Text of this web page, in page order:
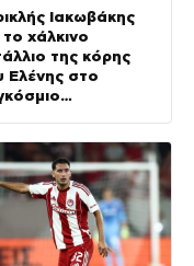
Ιακωβάκης
το χάλκινο
της κόρης
Ελένης στο